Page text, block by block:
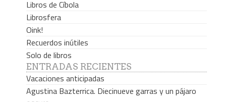
Libros de Cíbola
Librosfera
Oink!
Recuerdos inútiles
Solo de libros
ENTRADAS RECIENTES
Vacaciones anticipadas
Agustina Bazterrica. Diecinueve garras y un pájaro